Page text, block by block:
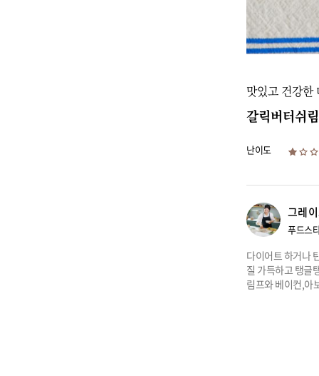
맛있고 건강한
갈릭버터쉬
난이도
그레
푸드스
다이어트 하거나
질 가득하고 탱글
림프와 베이컨,아